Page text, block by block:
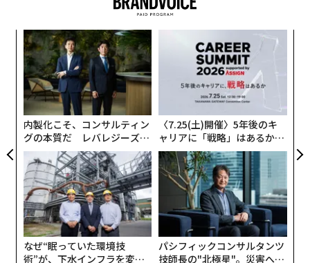
内製化こそ、コンサルティン
グの本質だ レバレジーズが
実践する、次世代ファームの
全貌
〈7.25(土)開催〉5年後のキ
ャリアに「戦略」はあるか。
トップエグゼクティブのキャ
リアに触れる1日│CAREER S
UMMIT 2026
なぜ“眠っていた環境技
術”が、下水インフラを変え
パシフィックコンサルタンツ
技師長の"北極星"。災害への